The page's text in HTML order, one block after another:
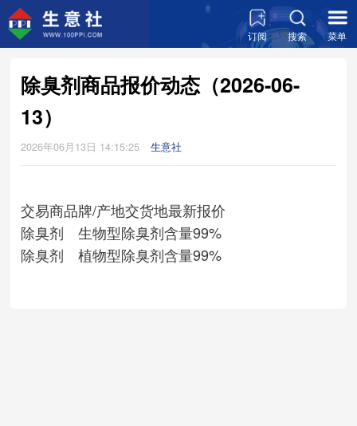
订阅 搜索 菜单
除臭剂商品报价动态（2026-06-
13）
2026年06月13日 14:15:25 生意社
交易商品牌/产地交货地最新报价
除臭剂 生物型除臭剂含量99%
除臭剂 植物型除臭剂含量99%